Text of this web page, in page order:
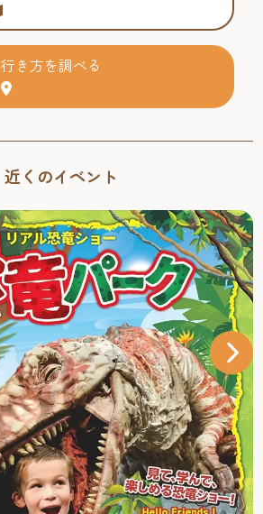
行き方を調べる
近くのイベント